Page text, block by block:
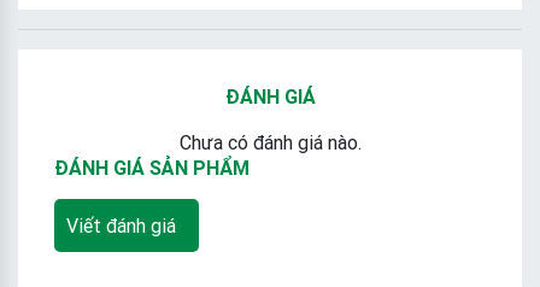
ĐÁNH GIÁ
Chưa có đánh giá nào.
ĐÁNH GIÁ SẢN PHẨM
Viết đánh giá